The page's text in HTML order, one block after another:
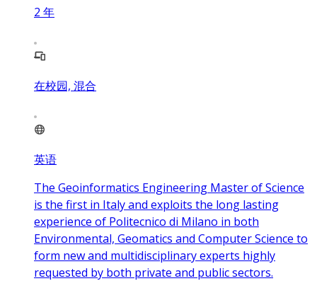
2 年
在校园, 混合
英语
The Geoinformatics Engineering Master of Science
is the first in Italy and exploits the long lasting
experience of Politecnico di Milano in both
Environmental, Geomatics and Computer Science to
form new and multidisciplinary experts highly
requested by both private and public sectors.